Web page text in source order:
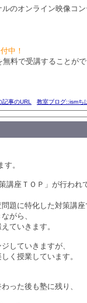
のオンライン映像コ
中！
料で受講することが
記事のURL 教室ブログ::ismち
。
講座ＴＯＰ」が行われ
題に特化した対策講座
がら、
ていきます。
していきますが、
く授業しています。
った後も塾に残り、